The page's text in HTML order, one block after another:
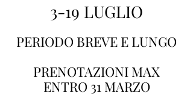
3-19 LUGLIO
PERIODO BREVE E LUNGO
PRENOTAZIONI MAX
ENTRO 31 MARZO